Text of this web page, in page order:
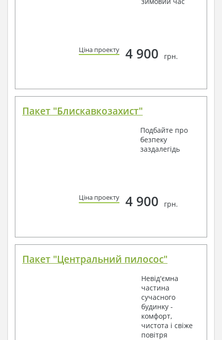
Ціна проекту 4 900 грн.
Пакет "Блискавкозахист"
Подбайте про
безпеку
заздалегідь
Ціна проекту 4 900 грн.
Пакет "Центральний пилосос"
Невід'ємна
частина
сучасного
будинку -
комфорт,
чистота і свіже
повітря